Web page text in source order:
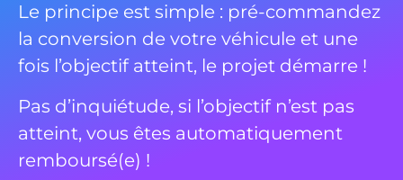
Le principe est simple : pré-commandez
la conversion de votre véhicule et une
fois l’objectif atteint, le projet démarre !
Pas d’inquiétude, si l’objectif n’est pas
atteint, vous êtes automatiquement
remboursé(e) !